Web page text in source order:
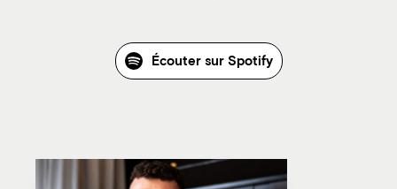
Écouter sur Spotify